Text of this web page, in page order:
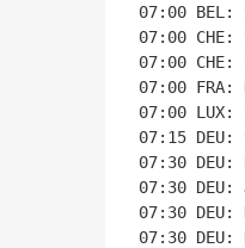
07:00 BEL:
07:00 CHE:
07:00 CHE:
07:00 FRA:
07:00 LUX:
07:15
07:30
07:30
07:30
07:30